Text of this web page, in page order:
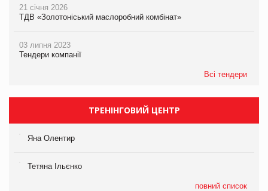
21 січня 2026
ТДВ «Золотоніський маслоробний комбінат»
03 липня 2023
Тендери компанії
Всі тендери
ТРЕНІНГОВИЙ ЦЕНТР
Яна Олентир
Тетяна Ільєнко
повний список